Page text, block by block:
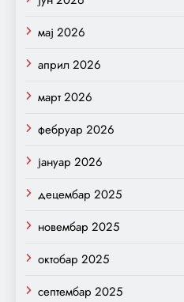
мај 2026
април 2026
март 2026
фебруар 2026
јануар 2026
децембар 2025
новембар 2025
октобар 2025
септембар 2025